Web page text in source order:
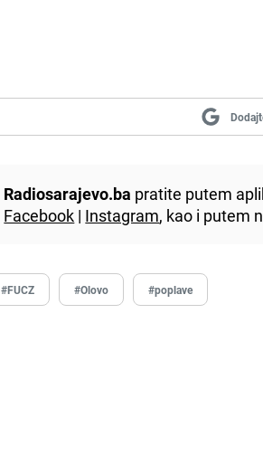
Radiosarajevo.ba pratite putem
Facebook | Instagram, kao i putem
#FUCZ #Olovo #poplave